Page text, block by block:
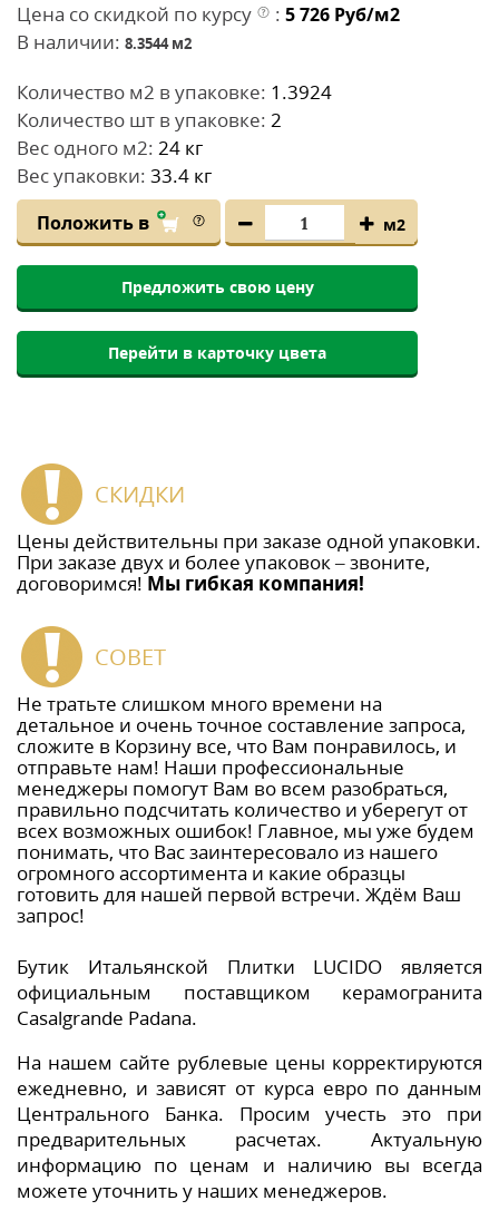
Цена со скидкой по курсу
: 5 726 Руб/м2
В наличии: 8.3544м2
Количество м2 в упаковке: 1.3924
Количество шт в упаковке: 2
Вес одного м2: 24 кг
Вес упаковки: 33.4 кг
Положить в м2
Предложить свою цену
Перейти в карточку цвета
СКИДКИ
Цены действительны при заказе одной упаковки.
При заказе двух и более упаковок – звоните,
договоримся! Мы гибкая компания!
СОВЕТ
Не тратьте слишком много времени на
детальное и очень точное составление запроса,
сложите в Корзину все, что Вам понравилось, и
отправьте нам! Наши профессиональные
менеджеры помогут Вам во всем разобраться,
правильно подсчитать количество и уберегут от
всех возможных ошибок! Главное, мы уже будем
понимать, что Вас заинтересовало из нашего
огромного ассортимента и какие образцы
готовить для нашей первой встречи. Ждём Ваш
запрос!
Бутик Итальянской Плитки LUCIDO является
официальным поставщиком керамогранита
Casalgrande Padana.
На нашем сайте рублевые цены корректируются
ежедневно, и зависят от курса евро по данным
Центрального Банка. Просим учесть это при
предварительных расчетах. Актуальную
информацию по ценам и наличию вы всегда
можете уточнить у наших менеджеров.